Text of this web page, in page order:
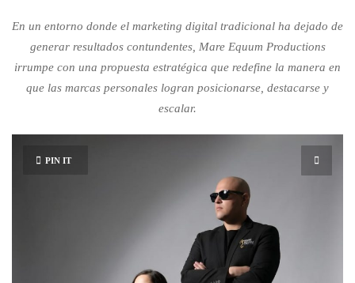
En un entorno donde el marketing digital tradicional ha dejado de
generar resultados contundentes, Mare Equum Productions
irrumpe con una propuesta estratégica que redefine la manera en
que las marcas personales logran posicionarse, destacarse y
escalar.
PIN IT